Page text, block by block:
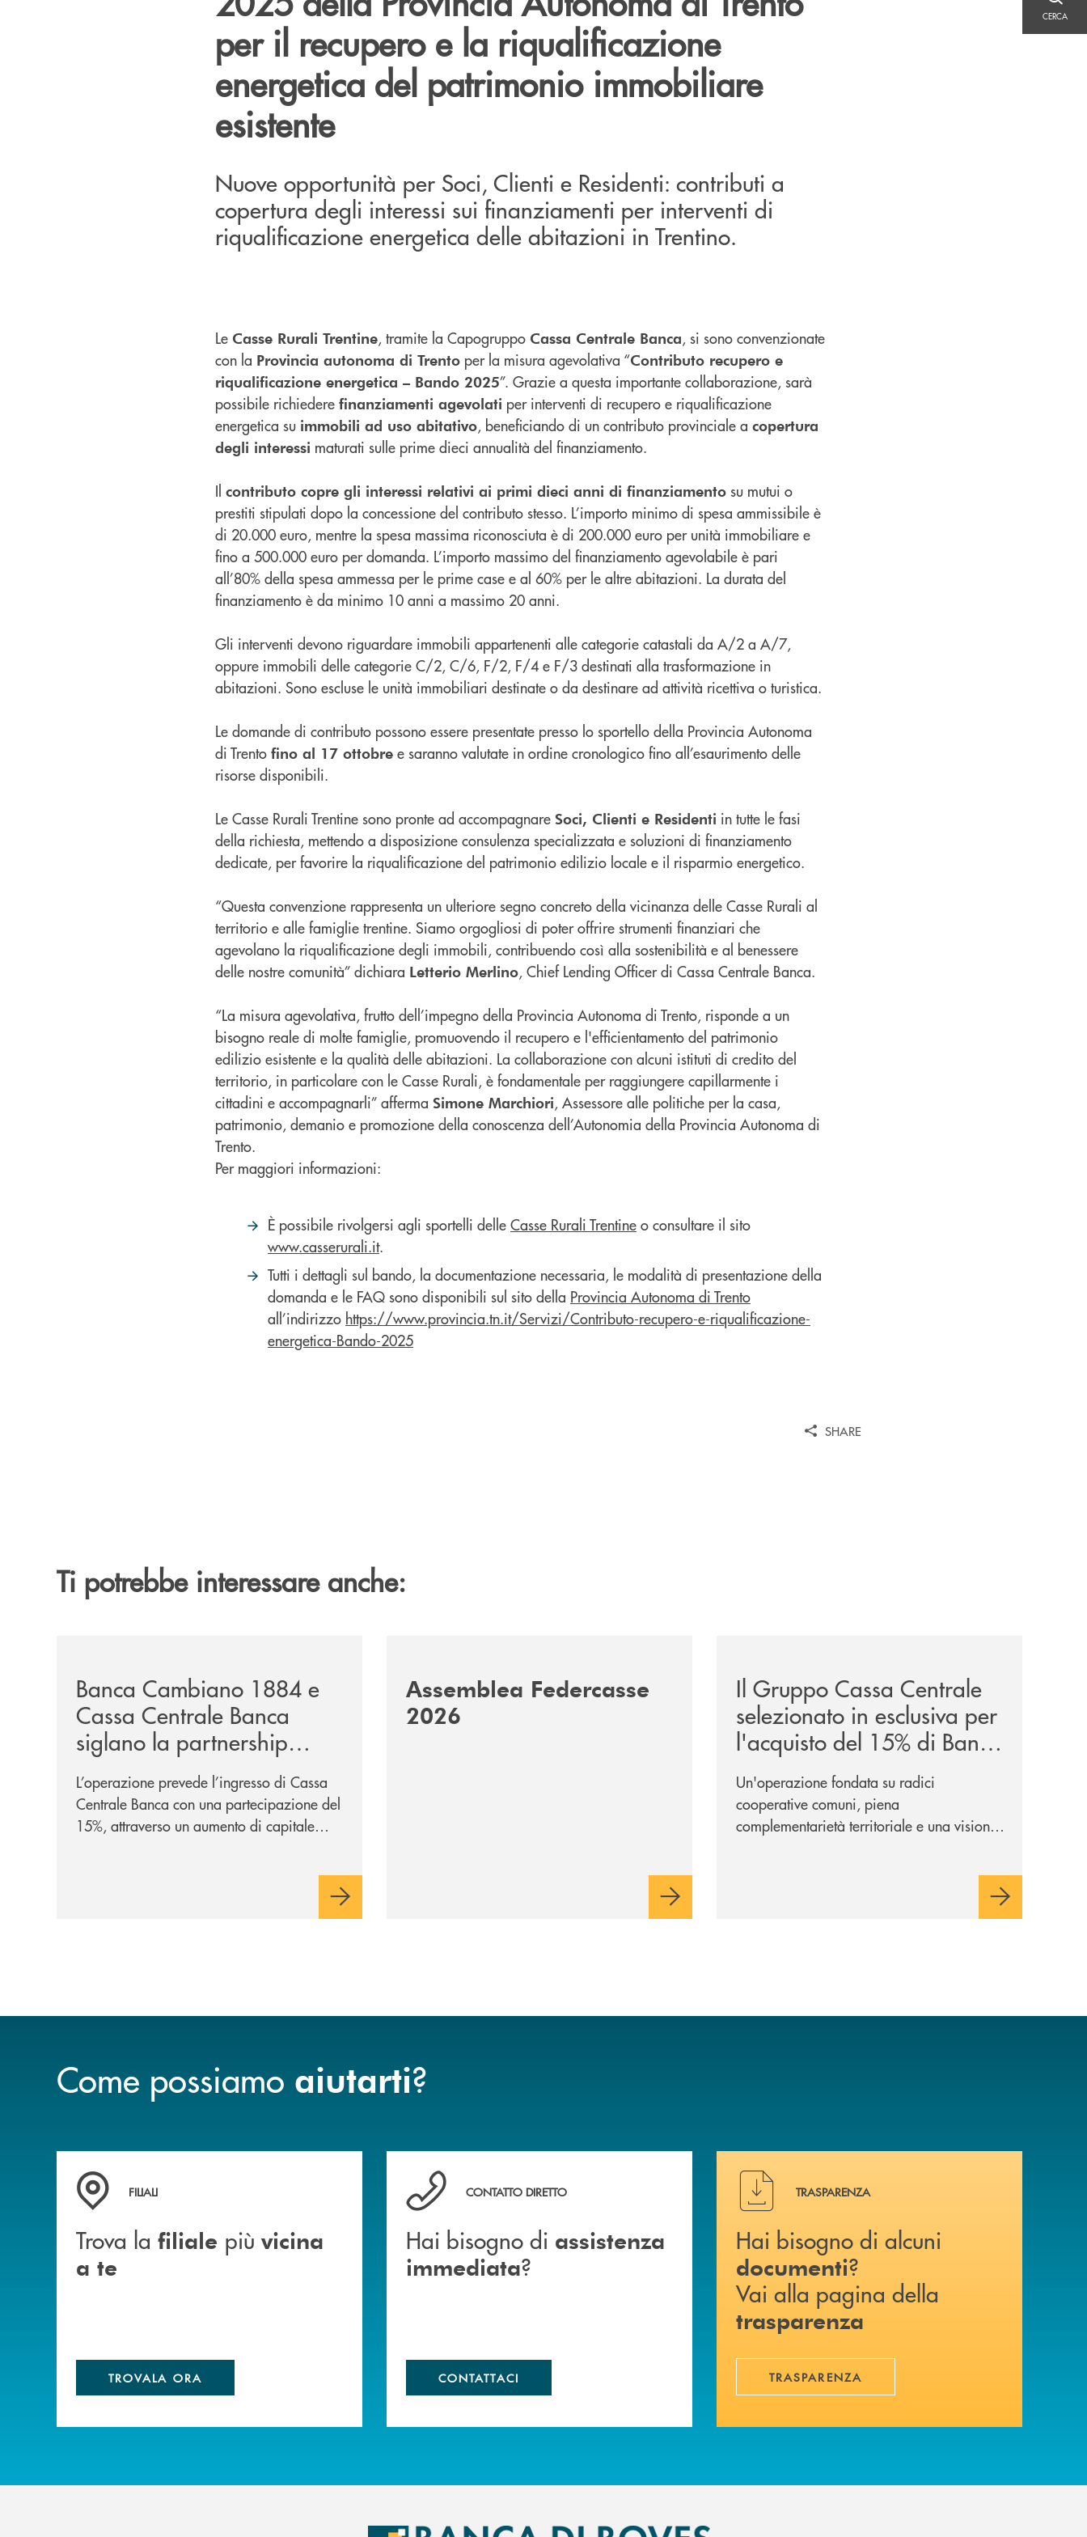
CERCA
per il recupero e la riqualificazione
energetica del patrimonio immobiliare
esistente
Nuove opportunità per Soci, Clienti e Residenti: contributi a
copertura degli interessi sui finanziamenti per interventi di
riqualificazione energetica delle abitazioni in Trentino.
Le Casse Rurali Trentine, tramite la Capogruppo Cassa Centrale Banca, si sono convenzionate
con la Provincia autonoma di Trento per la misura agevolativa “Contributo recupero e
riqualificazione energetica – Bando 2025”. Grazie a questa importante collaborazione, sarà
possibile richiedere finanziamenti agevolati per interventi di recupero e riqualificazione
energetica su immobili ad uso abitativo, beneficiando di un contributo provinciale a copertura
degli interessi maturati sulle prime dieci annualità del finanziamento.
Il contributo copre gli interessi relativi ai primi dieci anni di finanziamento su mutui o
prestiti stipulati dopo la concessione del contributo stesso. L’importo minimo di spesa ammissibile è
di 20.000 euro, mentre la spesa massima riconosciuta è di 200.000 euro per unità immobiliare e
fino a 500.000 euro per domanda. L’importo massimo del finanziamento agevolabile è pari
all’80% della spesa ammessa per le prime case e al 60% per le altre abitazioni. La durata del
finanziamento è da minimo 10 anni a massimo 20 anni.
Gli interventi devono riguardare immobili appartenenti alle categorie catastali da A/2 a A/7,
oppure immobili delle categorie C/2, C/6, F/2, F/4 e F/3 destinati alla trasformazione in
abitazioni. Sono escluse le unità immobiliari destinate o da destinare ad attività ricettiva o turistica.
Le domande di contributo possono essere presentate presso lo sportello della Provincia Autonoma
di Trento fino al 17 ottobre e saranno valutate in ordine cronologico fino all’esaurimento delle
risorse disponibili.
Le Casse Rurali Trentine sono pronte ad accompagnare Soci, Clienti e Residenti in tutte le fasi
della richiesta, mettendo a disposizione consulenza specializzata e soluzioni di finanziamento
dedicate, per favorire la riqualificazione del patrimonio edilizio locale e il risparmio energetico.
“Questa convenzione rappresenta un ulteriore segno concreto della vicinanza delle Casse Rurali al
territorio e alle famiglie trentine. Siamo orgogliosi di poter offrire strumenti finanziari che
agevolano la riqualificazione degli immobili, contribuendo così alla sostenibilità e al benessere
delle nostre comunità” dichiara Letterio Merlino, Chief Lending Officer di Cassa Centrale Banca.
“La misura agevolativa, frutto dell’impegno della Provincia Autonoma di Trento, risponde a un
bisogno reale di molte famiglie, promuovendo il recupero e l'efficientamento del patrimonio
edilizio esistente e la qualità delle abitazioni. La collaborazione con alcuni istituti di credito del
territorio, in particolare con le Casse Rurali, è fondamentale per raggiungere capillarmente i
cittadini e accompagnarli” afferma Simone Marchiori, Assessore alle politiche per la casa,
patrimonio, demanio e promozione della conoscenza dell’Autonomia della Provincia Autonoma di
Trento.
Per maggiori informazioni:
È possibile rivolgersi agli sportelli delle Casse Rurali Trentine o consultare il sito
www.casserurali.it.
Tutti i dettagli sul bando, la documentazione necessaria, le modalità di presentazione della
domanda e le FAQ sono disponibili sul sito della Provincia Autonoma di Trento
all’indirizzo https://www.provincia.tn.it/Servizi/Contributo-recupero-e-riqualificazione-
energetica-Bando-2025
SHARE
Ti potrebbe interessare anche:
Banca Cambiano 1884 e
Cassa Centrale Banca
siglano la partnership
strategica
L’operazione prevede l’ingresso di Cassa
Centrale Banca con una partecipazione del
15%, attraverso un aumento di capitale
sulla condivisione di valori comuni e sulla
prossimità ai territori, per ampliare l’offerta
Assemblea Federcasse
2026
Il Gruppo Cassa Centrale
selezionato in esclusiva per
l'acquisto del 15% di Banca
Cambiano 1884
Un'operazione fondata su radici
cooperative comuni, piena
complementarietà territoriale e una visione
Come possiamo aiutarti?
Trova la filiale&nbsp; più vicina a te
FILIALI
Trova la filiale più vicina
a te
TROVALA ORA
Hai bisogno di assistenza immediata ?
CONTATTO DIRETTO
Hai bisogno di assistenza
immediata?
CONTATTACI
Hai bisogno di alcuni documenti ? Vai alla pagina della
TRASPARENZA
Hai bisogno di alcuni
documenti?
Vai alla pagina della
trasparenza
TRASPARENZA